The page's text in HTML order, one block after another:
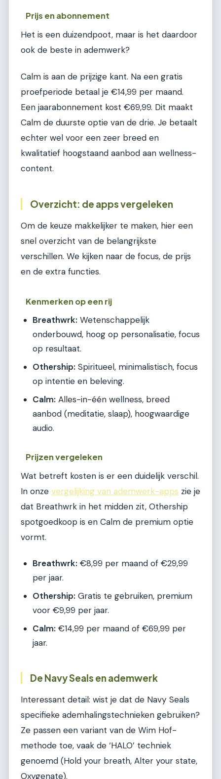
Prijs en abonnement
Het is een duizendpoot, maar is het daardoor
ook de beste in ademwerk?
Calm is aan de prijzige kant. Na een gratis
proefperiode betaal je €14,99 per maand.
Een jaarabonnement kost €69,99. Dit maakt
Calm de duurste optie van de drie. Je betaalt
echter wel voor een zeer breed en
kwalitatief hoogstaand aanbod aan wellness-
content.
Overzicht: de apps vergeleken
Om de keuze makkelijker te maken, hier een
snel overzicht van de belangrijkste
verschillen. We kijken naar de focus, de prijs
en de extra functies.
Kenmerken op een rij
Breathwrk: Wetenschappelijk
onderbouwd, hoog op personalisatie, focus
op resultaat.
Othership: Spiritueel, minimalistisch, focus
op intentie en beleving.
Calm: Alles-in-één wellness, breed
aanbod (meditatie, slaap), hoogwaardige
audio.
Prijzen vergeleken
Wat betreft kosten is er een duidelijk verschil.
In onze vergelijking van ademwerk-apps zie je
dat Breathwrk in het midden zit, Othership
spotgoedkoop is en Calm de premium optie
vormt.
Breathwrk: €8,99 per maand of €29,99
per jaar.
Othership: Gratis te gebruiken, premium
voor €9,99 per jaar.
Calm: €14,99 per maand of €69,99 per
jaar.
De Navy Seals en ademwerk
Interessant detail: wist je dat de Navy Seals
specifieke ademhalingstechnieken gebruiken?
Ze passen een variant van de Wim Hof-
methode toe, vaak de ‘HALO’ techniek
genoemd (Hold your breath, Alter your state,
Oxygenate).